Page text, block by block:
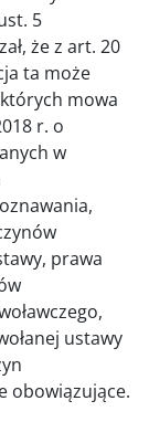
5
że z art. 20
ta może
mowa
r. o
w
prawa
ustawy
obowiązujące.